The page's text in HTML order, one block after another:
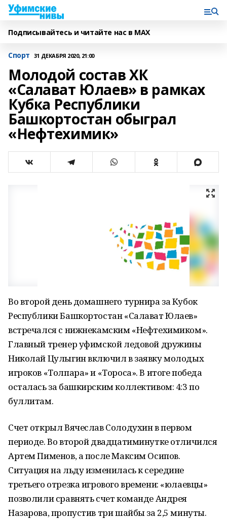
Подписывайтесь и читайте нас в MAX
Спорт 31 ДЕКАБРЯ 2020, 21:00
Молодой состав ХК
«Салават Юлаев» в рамках
Кубка Республики
Башкортостан обыграл
«Нефтехимик»
Во второй день домашнего турнира за Кубок
Республики Башкортостан «Салават Юлаев»
встречался с нижнекамским «Нефтехимиком».
Главный тренер уфимской ледовой дружины
Николай Цулыгин включил в заявку молодых
игроков «Толпара» и «Тороса». В итоге победа
осталась за башкирским коллективом: 4:3 по
буллитам.
Счет открыл Вячеслав Солодухин в первом
периоде. Во второй двадцатиминутке отличился
Артем Пименов, а после Максим Осипов.
Ситуация на льду изменилась к середине
третьего отрезка игрового времени: «юлаевцы»
позволили сравнять счет команде Андрея
Назарова, пропустив три шайбы за 2,5 минуты.